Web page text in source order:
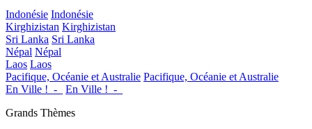
Indonésie Indonésie
Kirghizistan Kirghizistan
Sri Lanka Sri Lanka
Népal Népal
Laos Laos
Pacifique, Océanie et Australie Pacifique, Océanie et Australie
En Ville !_-_
En Ville !_-_
Grands Thèmes